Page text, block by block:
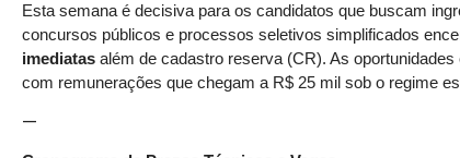
Esta semana é decisiva para os candidatos que buscam
concursos públicos e processos seletivos simplificados
imediatas além de cadastro reserva (CR). As
com remunerações que chegam a R$ 25 mil sob o regime
—